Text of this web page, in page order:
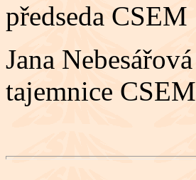
předseda CSEM
Jana Nebesářová
tajemnice CSEM